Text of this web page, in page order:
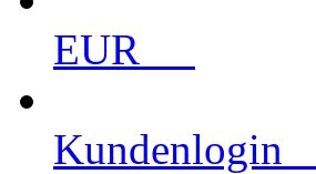
EUR
Kundenlogin